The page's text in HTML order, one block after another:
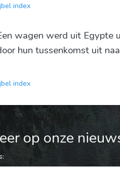
index
wagen werd uit Egypte
hun tussenkomst uit
index
op onze